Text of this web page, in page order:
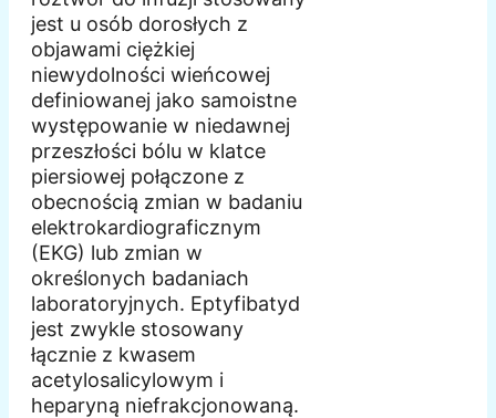
jest u osób dorosłych z
objawami ciężkiej
niewydolności wieńcowej
definiowanej jako samoistne
występowanie w niedawnej
przeszłości bólu w klatce
piersiowej połączone z
obecnością zmian w badaniu
elektrokardiograficznym
(EKG) lub zmian w
określonych badaniach
laboratoryjnych. Eptyfibatyd
jest zwykle stosowany
łącznie z kwasem
acetylosalicylowym i
heparyną niefrakcjonowaną.